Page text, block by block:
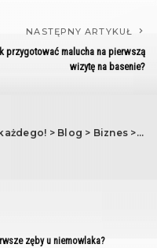
NASTĘPNY ARTYKUŁ
przygotować malucha na pierwszą
wizytę na basenie?
> Blog > Biznes >
zęby u niemowlaka?